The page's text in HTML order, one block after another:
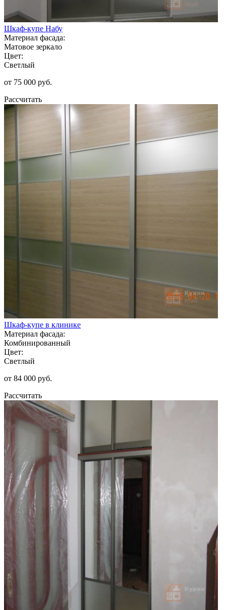
Шкаф-купе Набу
Материал фасада:
Матовое зеркало
Цвет:
Светлый
от 75 000 руб.
Рассчитать
Шкаф-купе в клинике
Материал фасада:
Комбинированный
Цвет:
Светлый
от 84 000 руб.
Рассчитать